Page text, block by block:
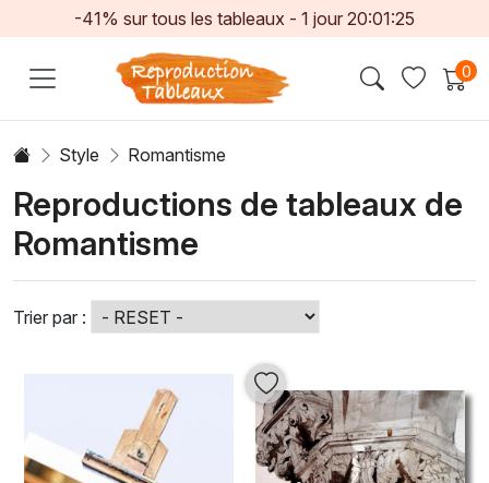
-41% sur tous les tableaux - 1 jour 20:01:23
0
Style Romantisme
Reproductions de tableaux de
Romantisme
Trier par :